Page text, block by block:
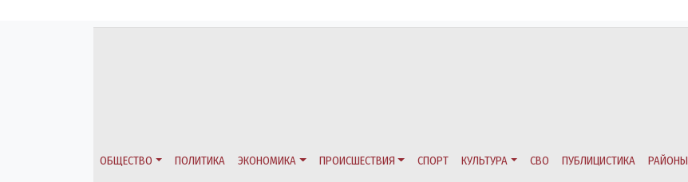
ОБЩЕСТВО ПОЛИТИКА ЭКОНОМИКА ПРОИСШЕСТВИЯ СПОРТ КУЛЬТУРА СВО ПУБЛИЦИСТИКА РАЙОНЫ